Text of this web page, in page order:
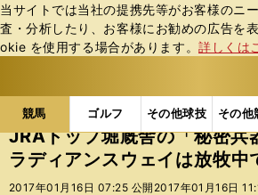
当サイトでは当社の提携先等がお客様のニ
査・分析したり、お客様にお勧めの広告を
okie を使⽤する場合があります。詳しくは
競馬 ゴルフ その他球技 その他
b
ス
ポ
ル
競馬の記事一覧 競馬 JRA
JRAトップ堀厩舎の「秘密兵
ラディアンスウェイは放牧中
2017年01月16日 07:25 公開 2017年01月16日